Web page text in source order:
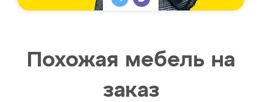
Похожая мебель на
заказ